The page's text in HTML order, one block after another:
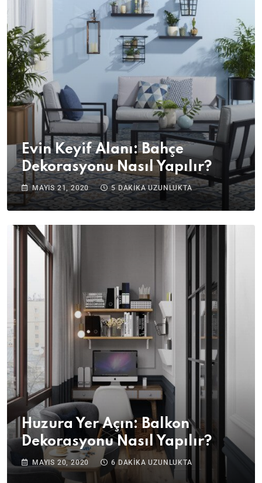
Evin Keyif Alanı: Bahçe
Dekorasyonu Nasıl Yapılır?
MAYIS 21, 2020 5 DAKIKA UZUNLUKTA
Huzura Yer Açın: Balkon
Dekorasyonu Nasıl Yapılır?
MAYIS 20, 2020 6 DAKIKA UZUNLUKTA